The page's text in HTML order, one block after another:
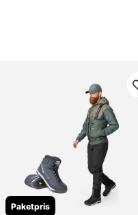
Paketpris